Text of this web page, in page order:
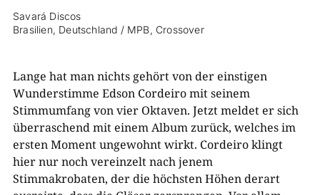
Savará Discos
Brasilien, Deutschland / MPB, Crossover
Lange hat man nichts gehört von der einstigen
Wunderstimme Edson Cordeiro mit seinem
Stimmumfang von vier Oktaven. Jetzt meldet er sich
überraschend mit einem Album zurück, welches im
ersten Moment ungewohnt wirkt. Cordeiro klingt
hier nur noch vereinzelt nach jenem
Stimmakrobaten, der die höchsten Höhen derart